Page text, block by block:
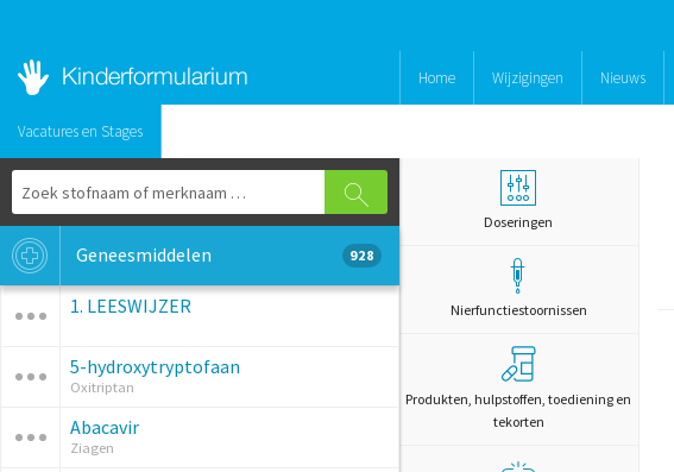
Home Wijzigingen Nieuws
Vacatures en Stages
Geneesmiddelen 928
1. LEESWIJZER
5-hydroxytryptofaan
Oxitriptan
Abacavir
Ziagen
Doseringen
Nierfunctiestoornissen
Produkten, hulpstoffen, toediening en
tekorten